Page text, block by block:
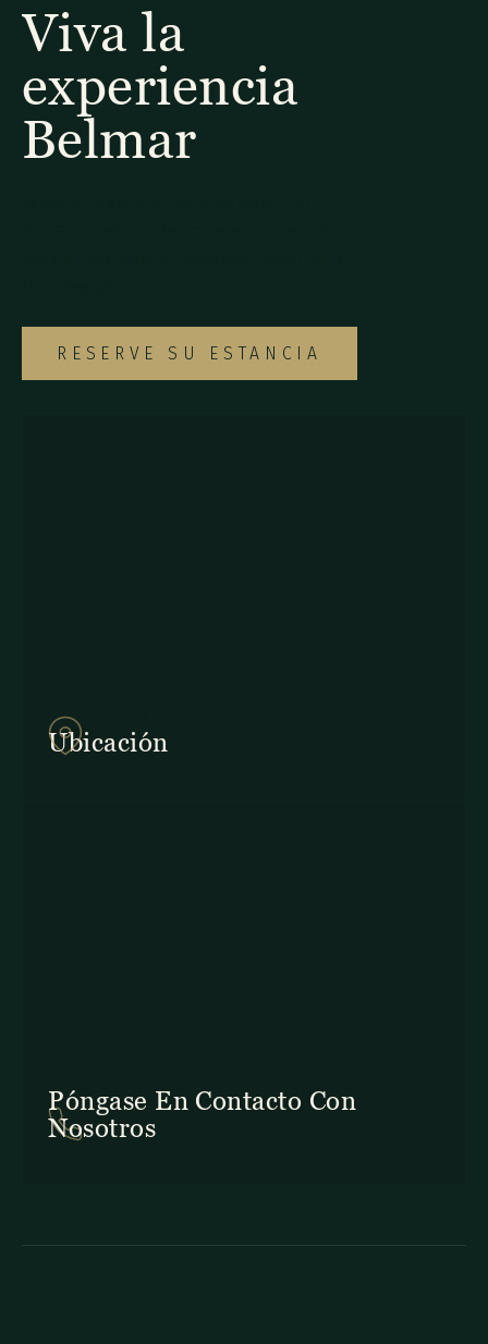
Viva la
experiencia
Belmar
RESERVE SU ESTANCIA
Provincia de Puntarenas
Ubicación
Póngase En Contacto Con
Nosotros